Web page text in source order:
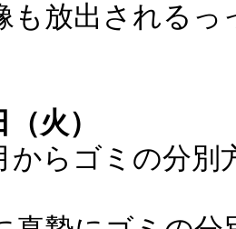
も放出されるっ
火）
からゴミの分別